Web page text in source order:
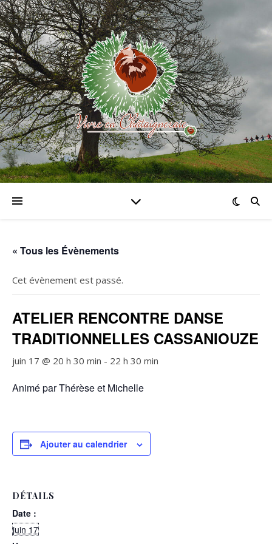
« Tous les Évènements
Cet évènement est passé.
ATELIER RENCONTRE DANSE
TRADITIONNELLES CASSANIOUZE
juin 17 @ 20 h 30 min - 22 h 30 min
Animé par Thérèse et Michelle
Ajouter au calendrier
DÉTAILS
Date :
juin 17